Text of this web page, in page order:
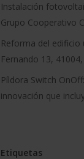
Instalación
Grupo Cooperativo
Reforma del edificio
Fernando 13, 41004,
Píldora Switch
innovación que
Etiquetas